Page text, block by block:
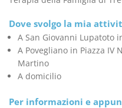
Dove svolgo la mia
A San Giovanni Lupatoto
A Povegliano in Piazza IV
Martino
A domicilio
Per informazioni e